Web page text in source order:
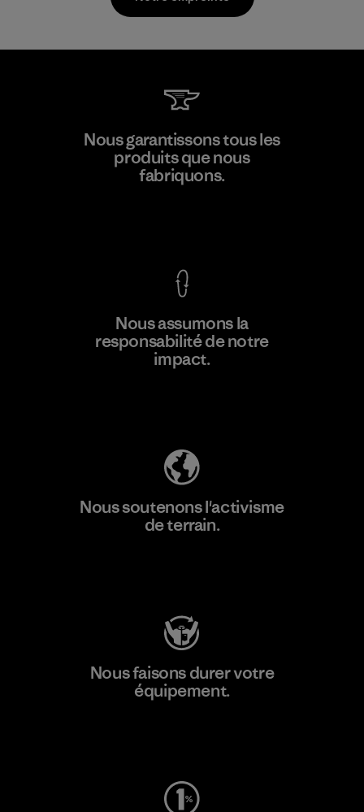
Manufacturing Sportswear Joint
Stock Company - Thai Binh
Nous garantissons tous les
produits que nous
fabriquons.
Nous assumons la
responsabilité de notre
impact.
Nous soutenons l'activisme
de terrain.
Nous faisons durer votre
équipement.